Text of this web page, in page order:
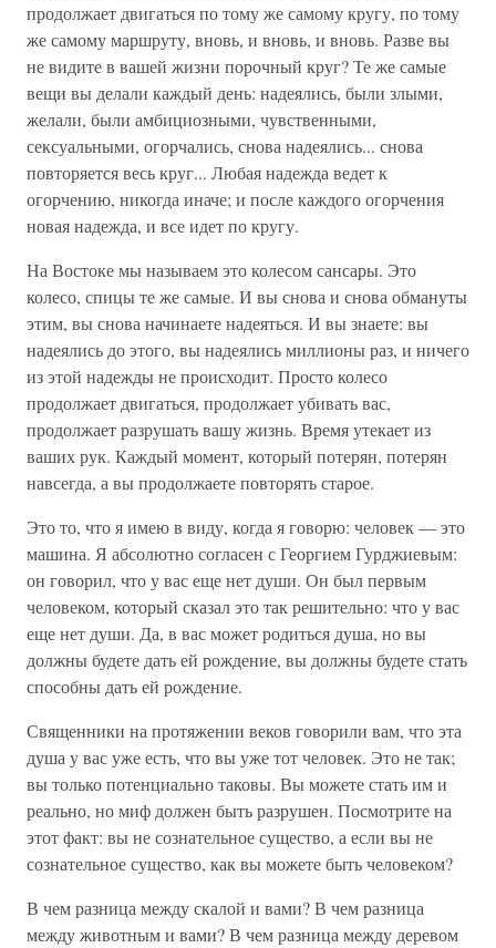
продолжает двигаться по тому же самому кругу, по тому
же самому маршруту, вновь, и вновь, и вновь. Разве вы
не видите в вашей жизни порочный круг? Те же самые
вещи вы делали каждый день: надеялись, были злыми,
желали, были амбициозными, чувственными,
сексуальными, огорчались, снова надеялись... снова
повторяется весь круг... Любая надежда ведет к
огорчению, никогда иначе; и после каждого огорчения
новая надежда, и все идет по кругу.
На Востоке мы называем это колесом сансары. Это
колесо, спицы те же самые. И вы снова и снова обмануты
этим, вы снова начинаете надеяться. И вы знаете: вы
надеялись до этого, вы надеялись миллионы раз, и ничего
из этой надежды не происходит. Просто колесо
продолжает двигаться, продолжает убивать вас,
продолжает разрушать вашу жизнь. Время утекает из
ваших рук. Каждый момент, который потерян, потерян
навсегда, а вы продолжаете повторять старое.
Это то, что я имею в виду, когда я говорю: человек — это
машина. Я абсолютно согласен с Георгием Гурджиевым:
он говорил, что у вас еще нет души. Он был первым
человеком, который сказал это так решительно: что у вас
еще нет души. Да, в вас может родиться душа, но вы
должны будете дать ей рождение, вы должны будете стать
способны дать ей рождение.
Священники на протяжении веков говорили вам, что эта
душа у вас уже есть, что вы уже тот человек. Это не так;
вы только потенциально таковы. Вы можете стать им и
реально, но миф должен быть разрушен. Посмотрите на
этот факт: вы не сознательное существо, а если вы не
сознательное существо, как вы можете быть человеком?
В чем разница между скалой и вами? В чем разница
между животным и вами? В чем разница между деревом